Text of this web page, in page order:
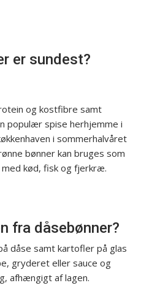
er sundest?
og kostfibre samt
populær spise herhjemme i
i sommerhalvåret
bønner kan bruges som
kød, fisk og fjerkræ.
fra dåsebønner?
dåse samt kartofler på glas
gryderet eller sauce og
afhængigt af lagen.